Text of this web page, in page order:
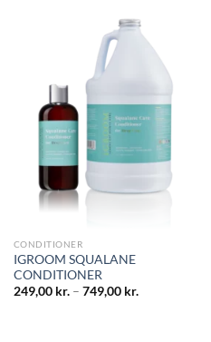
CONDITIONER
IGROOM SQUALANE
CONDITIONER
249,00 kr.– 749,00 kr.